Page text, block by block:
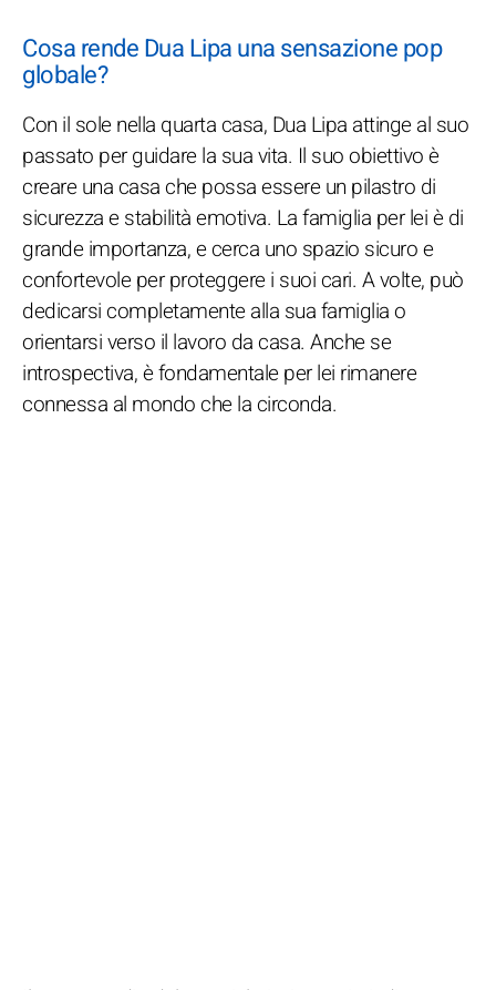
Cosa rende Dua Lipa una sensazione pop
globale?
Con il sole nella quarta casa, Dua Lipa attinge al suo
passato per guidare la sua vita. Il suo obiettivo è
creare una casa che possa essere un pilastro di
sicurezza e stabilità emotiva. La famiglia per lei è di
grande importanza, e cerca uno spazio sicuro e
confortevole per proteggere i suoi cari. A volte, può
dedicarsi completamente alla sua famiglia o
orientarsi verso il lavoro da casa. Anche se
introspectiva, è fondamentale per lei rimanere
connessa al mondo che la circonda.